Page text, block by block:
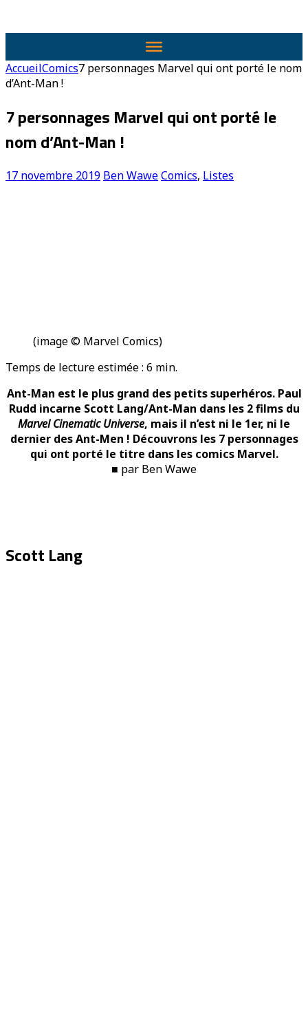
AccueilComics7 personnages Marvel qui ont porté le nom
d’Ant-Man !
7 personnages Marvel qui ont porté le
nom d’Ant-Man !
17 novembre 2019 Ben WaweComics, Listes
(image © Marvel Comics)
Temps de lecture estimée : 6 min.
Ant-Man est le plus grand des petits superhéros. Paul
Rudd incarne Scott Lang/Ant-Man dans les 2 films du
Marvel Cinematic Universe, mais il n’est ni le 1er, ni le
dernier des Ant-Men ! Découvrons les 7 personnages
qui ont porté le titre dans les comics Marvel.
■ par Ben Wawe
Scott Lang